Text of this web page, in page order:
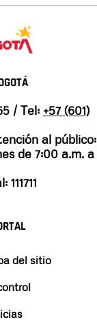
/ Tel: +57 (601)
al público:
de 7:00 a.m. a
del sitio